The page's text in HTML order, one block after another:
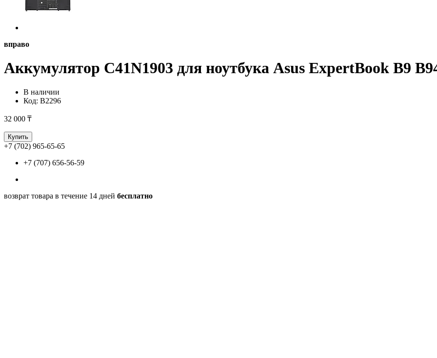
вправо
Аккумулятор C41N1903 для ноутбука Asus ExpertBook B9
В наличии
Код: B2296
32 000 ₸
Купить
+7 (702) 965-65-65
+7 (707) 656-56-59
возврат товара в течение 14 дней бесплатно